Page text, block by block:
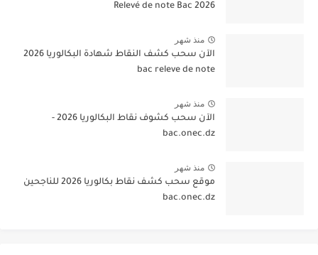
2026 Relevé de note Bac
منذ شهر
الآن سحب كشف النقاط شهادة البكالوريا 2026
bac releve de note
منذ شهر
الآن سحب كشوف نقاط البكالوريا 2026 -
bac.onec.dz
منذ شهر
موقع سحب كشف نقاط بكالوريا 2026 للناجحين
bac.onec.dz